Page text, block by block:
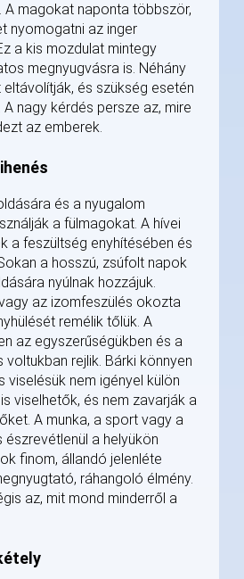
A magokat naponta többször,
nyomogatni az inger
a kis mozdulat mintegy
megnyugvásra is. Néhány
és szükség esetén
A nagy kérdés persze az, mire
az emberek.
és a nyugalom
a fülmagokat. A hívei
a feszültség enyhítésében és
a hosszú, zsúfolt napok
nyúlnak hozzájuk.
az izomfeszülés okozta
remélik tőlük. A
az egyszerűségükben és a
rejlik. Bárki könnyen
viselésük nem igényel külön
viselhetők, és nem zavarják a
A munka, a sport vagy a
észrevétlenül a helyükön
finom, állandó jelenléte
ráhangoló élmény.
az, mit mond minderről a